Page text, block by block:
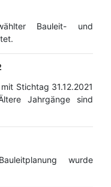
Bauleit- und
Stichtag 31.12.2021
Jahrgänge sind
wurde